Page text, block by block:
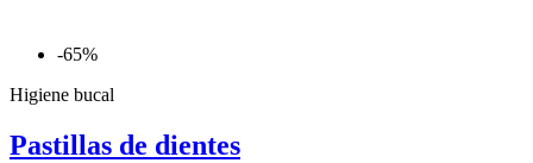
-65%
Higiene bucal
Pastillas de dientes